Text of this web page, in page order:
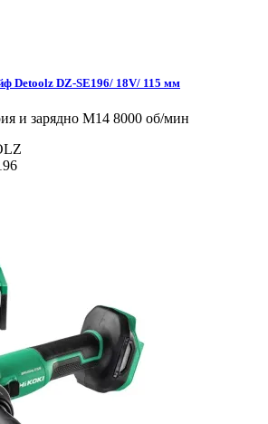
Detoolz DZ-SE196/ 18V/ 115 мм
и зарядно M14 8000 об/мин